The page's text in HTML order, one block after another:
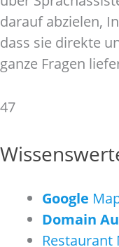
darauf abzielen,
dass sie direkte
ganze Fragen
47
Google
Domain